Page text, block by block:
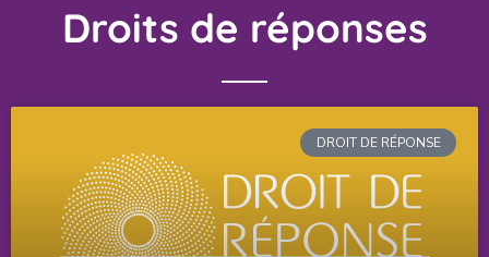
Droits de réponses
DROIT DE RÉPONSE